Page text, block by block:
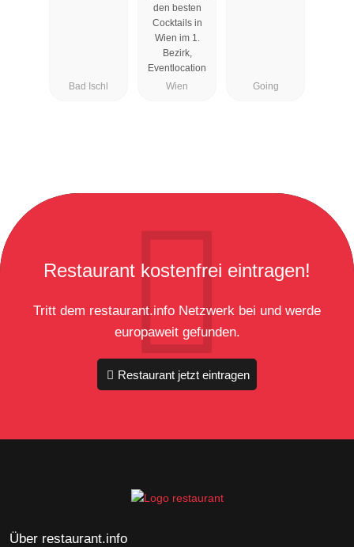
Bad Ischl
den besten
Cocktails in
Wien im 1.
Bezirk,
Eventlocation
Wien
Going
Restaurant kostenfrei eintragen!
Tritt dem restaurant.info Netzwerk bei und werde
europaweit gefunden.
Restaurant jetzt eintragen
Über restaurant.info